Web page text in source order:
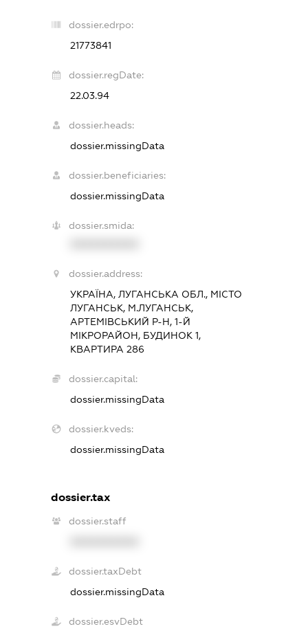
dossier.edrpo:
21773841
dossier.regDate:
22.03.94
dossier.heads:
dossier.missingData
dossier.beneficiaries:
dossier.missingData
dossier.smida:
dossier.address:
УКРАЇНА, ЛУГАНСЬКА ОБЛ., МІСТО
ЛУГАНСЬК, М.ЛУГАНСЬК,
АРТЕМІВСЬКИЙ Р-Н, 1-Й
МІКРОРАЙОН, БУДИНОК 1,
КВАРТИРА 286
dossier.capital:
dossier.missingData
dossier.kveds:
dossier.missingData
dossier.tax
dossier.staff
dossier.taxDebt
dossier.missingData
dossier.esvDebt